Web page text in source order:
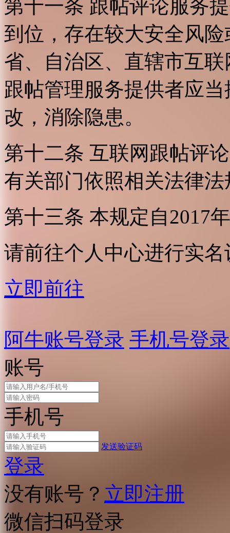
第十一条 跟帖评论服务
到位，存在较大安全风
省、自治区、直辖市互
跟帖管理服务提供者应
改，消除隐患。
第十二条 互联网跟帖评
有关部门依照相关法律
第十三条 本规定自2017
请前往个人中心进行实名
立即前往
阿牛账号登录 手机号登录
账号
手机号
发送验证码
登录
没有账号？ 立即注册
微信扫码登录